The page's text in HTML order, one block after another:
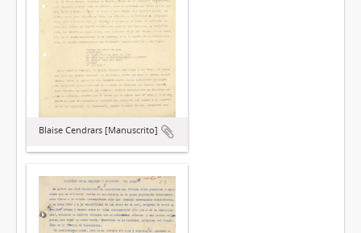
Blaise Cendrars [Manuscrito]